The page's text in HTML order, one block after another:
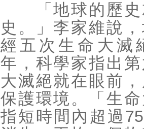
「地球的歷史
史。」李家維說
經五次生命大滅
年，科學家指出
大滅絕就在眼前
保護環境。「生
指短時間內超過